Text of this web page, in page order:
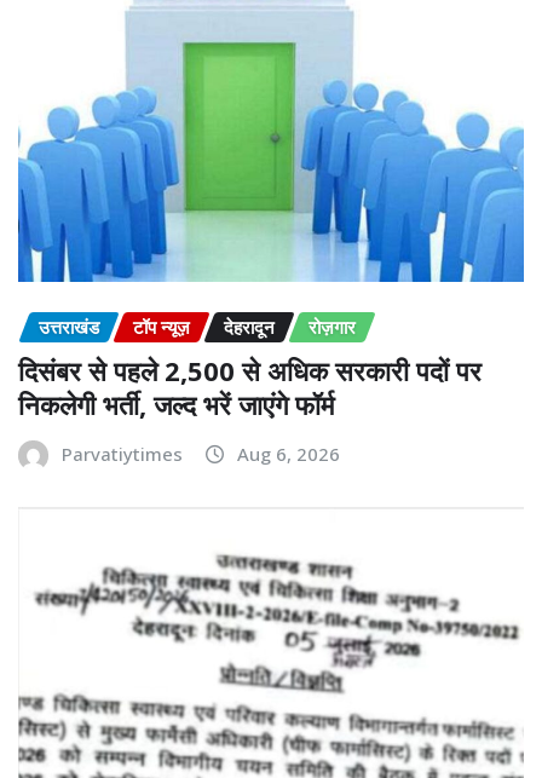
उत्तराखंड टॉप न्यूज़ देहरादून रोज़गार
दिसंबर से पहले 2,500 से अधिक सरकारी पदों पर
निकलेगी भर्ती, जल्द भरें जाएंगे फॉर्म
Parvatiytimes Aug 6, 2026